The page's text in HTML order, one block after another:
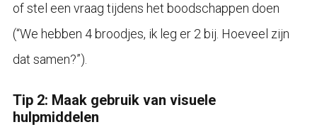
of stel een vraag tijdens het boodschappen doen
(“We hebben 4 broodjes, ik leg er 2 bij. Hoeveel zijn
dat samen?”).
Tip 2: Maak gebruik van visuele
hulpmiddelen